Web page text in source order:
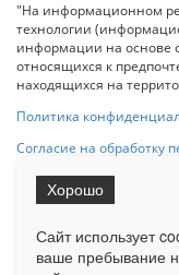
"На информационном
технологии
информации на основе
относящихся к
находящихся на
Политика
Согласие на обработку
на Сетевое издание
Сайт использует
ваше пребывание
Хорошо